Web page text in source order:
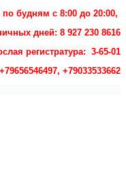
будням с 8:00 до 20:00,
дней: 8 927 230 8616
регистратура: 3-65-01
+79033533662